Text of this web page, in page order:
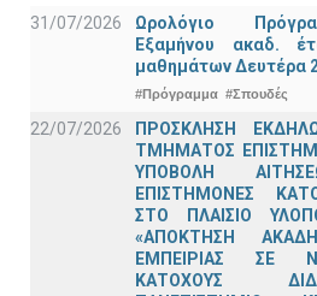
31/07/2026
Ωρολόγιο
Εξαμήνου ακαδ.
μαθημάτων Δευτέρα
#Πρόγραμμα #Σπουδές
22/07/2026
ΠΡΟΣΚΛΗΣΗ
ΤΜΗΜΑΤΟΣ
ΥΠΟΒΟΛΗ
ΕΠΙΣΤΗΜΟΝΕΣ
ΣΤΟ ΠΛΑΙΣΙΟ
«ΑΠΟΚΤΗΣΗ
ΕΜΠΕΙΡΙΑΣ ΣΕ
ΚΑΤΟΧΟΥΣ